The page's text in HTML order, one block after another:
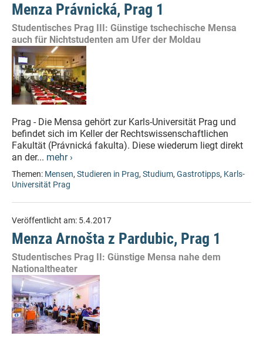
Menza Právnická, Prag 1
Studentisches Prag III: Günstige tschechische Mensa
auch für Nichtstudenten am Ufer der Moldau
Prag - Die Mensa gehört zur Karls-Universität Prag und
befindet sich im Keller der Rechtswissenschaftlichen
Fakultät (Právnická fakulta). Diese wiederum liegt direkt
an der... mehr ›
Themen: Mensen, Studieren in Prag, Studium, Gastrotipps, Karls-
Universität Prag
Veröffentlicht am: 5.4.2017
Menza Arnošta z Pardubic, Prag 1
Studentisches Prag II: Günstige Mensa nahe dem
Nationaltheater